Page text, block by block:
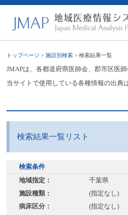
トップページ >施設別検索 > 検索結果一覧
JMAPは、各都道府県医師会、郡市区医
当サイトで使用している各種情報の出典
検索結果一覧リスト
検索条件
地域指定：
千葉県
施設種類：
(指定なし)
病床区分：
(指定なし)